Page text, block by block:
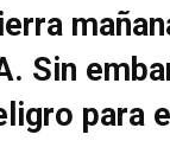
Sin
para